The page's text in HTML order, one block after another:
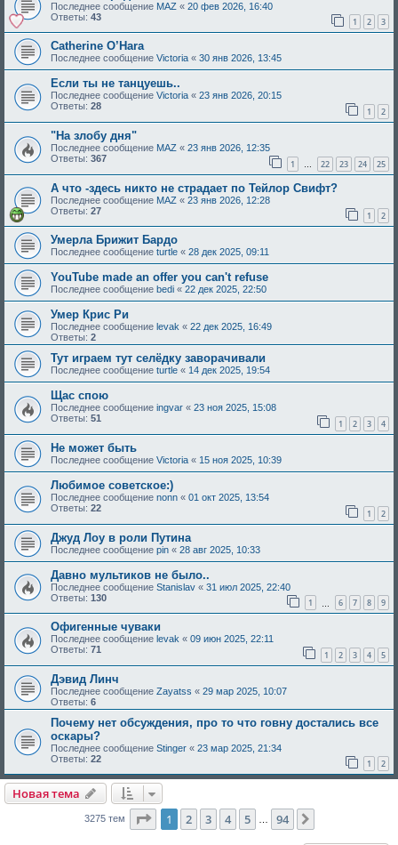
Последнее сообщение MAZ « 20 фев 2026, 16:40
Ответы: 43 1 2 3
Catherine O’Hara
Последнее сообщение Victoria « 30 янв 2026, 13:45
Если ты нe танцуешь..
Последнее сообщение Victoria « 23 янв 2026, 20:15
Ответы: 28 1 2
"На злобу дня"
Последнее сообщение MAZ « 23 янв 2026, 12:35
Ответы: 367 1 … 22 23 24 25
А что -здесь никто не страдает по Тейлор Свифт?
Последнее сообщение MAZ « 23 янв 2026, 12:28
Ответы: 27 1 2
Умерла Брижит Бардо
Последнее сообщение turtle « 28 дек 2025, 09:11
YouTube made an offer you can't refuse
Последнее сообщение bedi « 22 дек 2025, 22:50
Умер Крис Ри
Последнее сообщение levak « 22 дек 2025, 16:49
Ответы: 2
Тут играем тут селёдку заворачивали
Последнее сообщение turtle « 14 дек 2025, 19:54
Щас спою
Последнее сообщение ingvar « 23 ноя 2025, 15:08
Ответы: 51 1 2 3 4
Не может быть
Последнее сообщение Victoria « 15 ноя 2025, 10:39
Любимое советское:)
Последнее сообщение nonn « 01 окт 2025, 13:54
Ответы: 22 1 2
Джуд Лоу в роли Путина
Последнее сообщение pin « 28 авг 2025, 10:33
Давно мультиков не было..
Последнее сообщение Stanislav « 31 июл 2025, 22:40
Ответы: 130 1 6 7 8 9
Офигенные чуваки
Последнее сообщение levak « 09 июн 2025, 22:11
Ответы: 71 1 2 3 4 5
Дэвид Линч
Последнее сообщение Zayatss « 29 мар 2025, 10:07
Ответы: 6
Почему нет обсуждения, про то что говну достались все
оскары?
Последнее сообщение Stinger « 23 мар 2025, 21:34
Ответы: 22 1 2
Новая тема
3275 тем Страница из 94
1 2 3 4 5 … 94